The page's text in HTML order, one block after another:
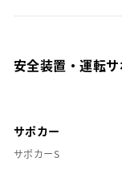
安全装置・運転
サポカー
サポカーS